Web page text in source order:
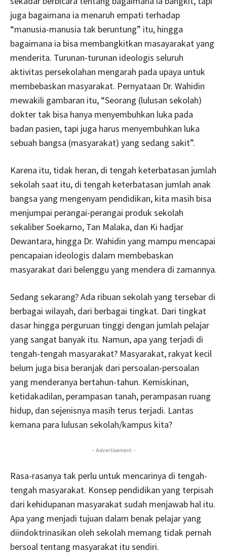
juga bagaimana ia menaruh empati terhadap
“manusia-manusia tak beruntung” itu, hingga
bagaimana ia bisa membangkitkan masayarakat yang
menderita. Turunan-turunan ideologis seluruh
aktivitas persekolahan mengarah pada upaya untuk
membebaskan masyarakat. Pernyataan Dr. Wahidin
mewakili gambaran itu, “Seorang (lulusan sekolah)
dokter tak bisa hanya menyembuhkan luka pada
badan pasien, tapi juga harus menyembuhkan luka
sebuah bangsa (masyarakat) yang sedang sakit”.
Karena itu, tidak heran, di tengah keterbatasan jumlah
sekolah saat itu, di tengah keterbatasan jumlah anak
bangsa yang mengenyam pendidikan, kita masih bisa
menjumpai perangai-perangai produk sekolah
sekaliber Soekarno, Tan Malaka, dan Ki hadjar
Dewantara, hingga Dr. Wahidin yang mampu mencapai
pencapaian ideologis dalam membebaskan
masyarakat dari belenggu yang mendera di zamannya.
Sedang sekarang? Ada ribuan sekolah yang tersebar di
berbagai wilayah, dari berbagai tingkat. Dari tingkat
dasar hingga perguruan tinggi dengan jumlah pelajar
yang sangat banyak itu. Namun, apa yang terjadi di
tengah-tengah masyarakat? Masyarakat, rakyat kecil
belum juga bisa beranjak dari persoalan-persoalan
yang menderanya bertahun-tahun. Kemiskinan,
ketidakadilan, perampasan tanah, perampasan ruang
hidup, dan sejenisnya masih terus terjadi. Lantas
kemana para lulusan sekolah/kampus kita?
- Advertisement -
Rasa-rasanya tak perlu untuk mencarinya di tengah-
tengah masyarakat. Konsep pendidikan yang terpisah
dari kehidupanan masyarakat sudah menjawab hal itu.
Apa yang menjadi tujuan dalam benak pelajar yang
diindoktrinasikan oleh sekolah memang tidak pernah
bersoal tentang masyarakat itu sendiri.